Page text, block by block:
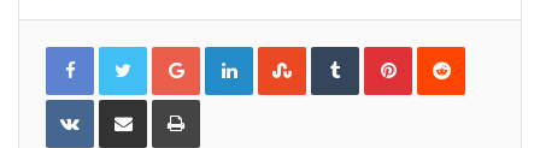
Google+LinkedInStumbleUpon
TumblrPinterestReddit
VKontakteShare
Email
Print